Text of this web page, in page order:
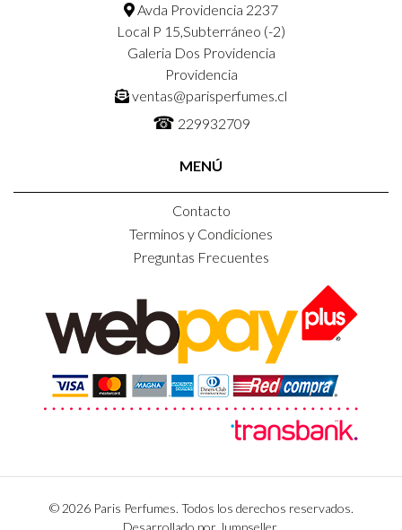
Avda Providencia 2237
Local P 15,Subterráneo (-2)
Galeria Dos Providencia
Providencia
ventas@parisperfumes.cl
☎ 229932709
MENÚ
Contacto
Terminos y Condiciones
Preguntas Frecuentes
© 2026 Paris Perfumes. Todos los derechos reservados.
Desarrollado por Jumpseller.